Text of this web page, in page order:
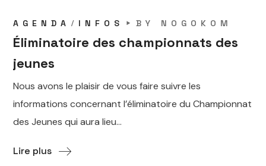
AGENDA INFOS BY NOGOKOM
Éliminatoire des championnats des
jeunes
Nous avons le plaisir de vous faire suivre les
informations concernant l’éliminatoire du Championnat
des Jeunes qui aura lieu...
Lire plus